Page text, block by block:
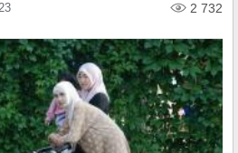
2 732